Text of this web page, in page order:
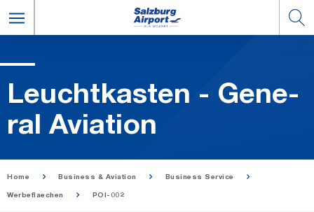
Leucht­kas­ten - Ge­ne­
ral Avia­ti­on
Home Business & Aviation Business Service
Werbeflaechen POI-002